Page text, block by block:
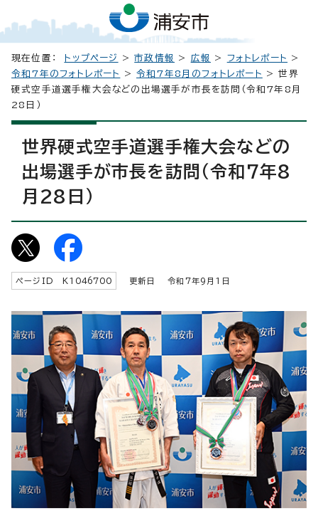
現在位置： トップページ >市政情報 > 広報 > フォトレポート
>
令和7年のフォトレポート
>令和7年8月のフォトレポート
> 世界
硬式空手道選手権大会などの出場選手が市長を訪問（令和7年8月
28日）
世界硬式空手道選手権大会などの
出場選手が市長を訪問（令和7年8
月28日）
ページID K 1046700 更新日 令和7年9月1日